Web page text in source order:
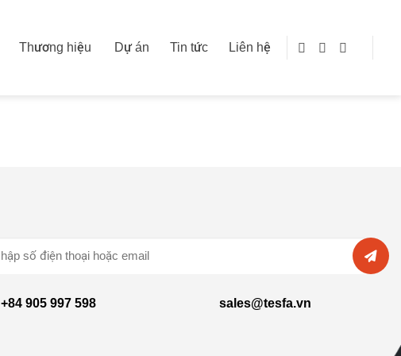
Thương hiệu Dự án Tin tức Liên hệ
+84 905 997 598 sales@tesfa.vn